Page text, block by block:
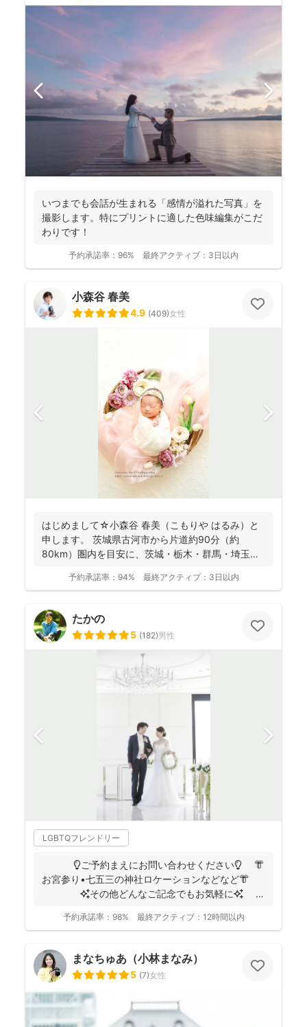
いつまでも会話が生まれる「感情が溢れた写真」を
撮影します。特にプリントに適した色味編集がこだ
わりです！
予約承諾率： 96% 最終アクティブ： 3日以内
小森谷 春美
4.9 (409)女性
はじめまして☆小森谷 春美（こもりや はるみ）と
申します。 茨城県古河市から片道約90分（約
80km）圏内を目安に、茨城・栃木・群馬・埼玉
予約承諾率： 94% 最終アクティブ： 3日以内
たかの
5 (182)男性
LGBTQフレンドリー
💡ご予約まえにお問い合わせください💡 👘
お宮参り•七五三の神社ロケーションなどなど👘
✨その他どんなご記念でもお気軽に✨
予約承諾率： 98% 最終アクティブ： 12時間以内
まなちゅあ（小林まなみ）
5 (7)女性